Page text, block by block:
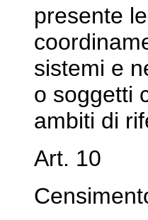
presente
sistemi e
o soggetti
ambiti di
Art. 10